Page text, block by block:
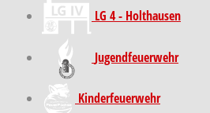
LG 4 - Holthausen
Jugendfeuerwehr
Kinder­feuer­wehr